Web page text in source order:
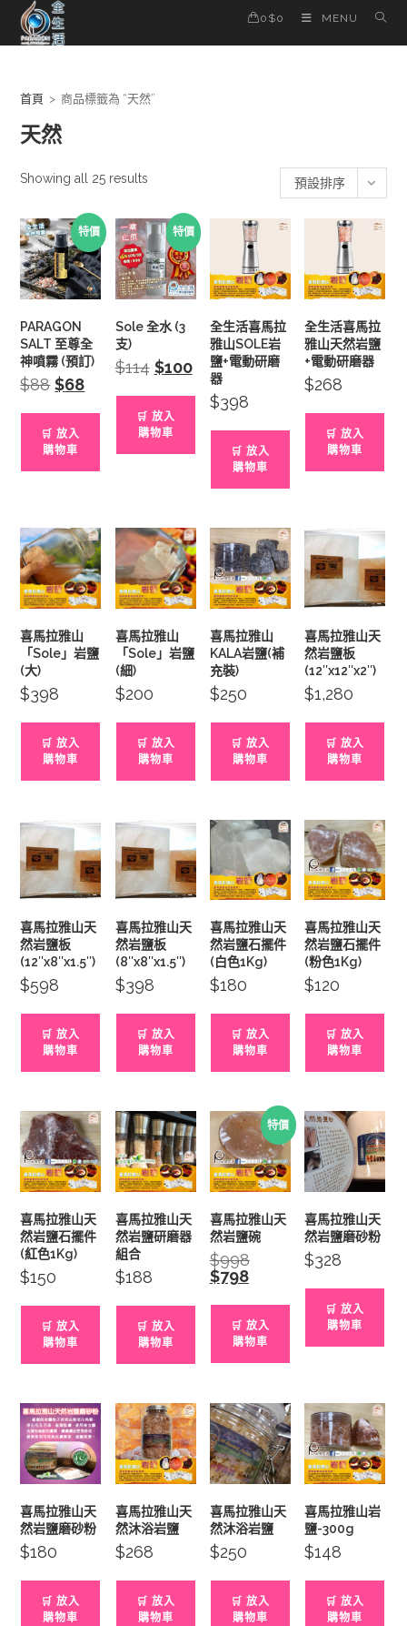
0 $0 MENU
首頁 > 商品標籤為 “天然”
天然
Showing all 25 results 預設排序
特價
PARAGON
SALT 至尊全
神噴霧 (預訂)
$88 Original
price
$68Current
price
🛒 放入
購物車
特價
Sole 全水 (3
支)
$114 Original
price
$100Current
price
$100.
🛒 放入
購物車
全生活喜馬拉
雅山SOLE岩
鹽+電動研磨
器
$398
🛒 放入
購物車
全生活喜馬拉
雅山天然岩鹽
+電動研磨器
$268
🛒 放入
購物車
喜馬拉雅山
「Sole」岩鹽
(大)
$398
🛒 放入
購物車
喜馬拉雅山
「Sole」岩鹽
(細)
$200
🛒 放入
購物車
喜馬拉雅山
KALA岩鹽(補
充裝)
$250
🛒 放入
購物車
喜馬拉雅山天
然岩鹽板
(12″x12″x2″)
$1,280
🛒 放入
購物車
喜馬拉雅山天
然岩鹽板
(12″x8″x1.5″)
$598
🛒 放入
購物車
喜馬拉雅山天
然岩鹽板
(8″x8″x1.5″)
$398
🛒 放入
購物車
喜馬拉雅山天
然岩鹽石擺件
(白色1Kg)
$180
🛒 放入
購物車
喜馬拉雅山天
然岩鹽石擺件
(粉色1Kg)
$120
🛒 放入
購物車
喜馬拉雅山天
然岩鹽石擺件
(紅色1Kg)
$150
🛒 放入
購物車
喜馬拉雅山天
然岩鹽研磨器
組合
$188
🛒 放入
購物車
特價
喜馬拉雅山天
然岩鹽碗
$998Original
was:
$798Current
price
🛒 放入
購物車
喜馬拉雅山天
然岩鹽磨砂粉
$328
🛒 放入
購物車
喜馬拉雅山天
然岩鹽磨砂粉
$180
🛒 放入
購物車
喜馬拉雅山天
然沐浴岩鹽
$268
🛒 放入
購物車
喜馬拉雅山天
然沐浴岩鹽
$250
🛒 放入
購物車
喜馬拉雅山岩
鹽-300g
$148
🛒 放入
購物車